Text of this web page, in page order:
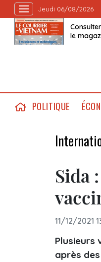
Jeudi 06/08/2026
Consulter
le
POLITIQUE
Sida
11/12/2021
Plusieurs
après